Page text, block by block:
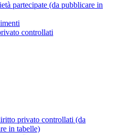
partecipate (da pubblicare in
controllati
privato controllati (da
in tabelle)